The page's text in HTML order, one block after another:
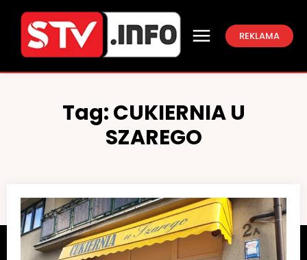
REKLAMA
Tag:CUKIERNIA U
SZAREGO